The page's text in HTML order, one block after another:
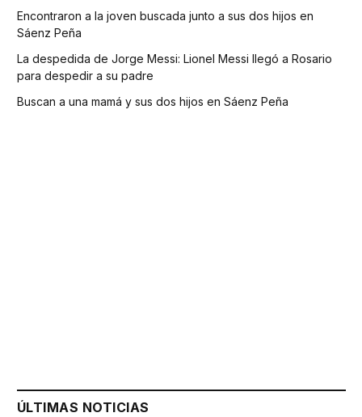
Encontraron a la joven buscada junto a sus dos hijos en
Sáenz Peña
La despedida de Jorge Messi: Lionel Messi llegó a Rosario
para despedir a su padre
Buscan a una mamá y sus dos hijos en Sáenz Peña
ÚLTIMAS NOTICIAS